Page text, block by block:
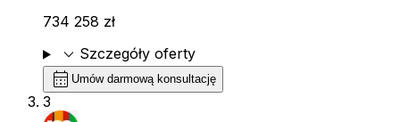
734 258 zł
expand_more Szczegóły oferty
calendar_month Umów darmową konsultację
3